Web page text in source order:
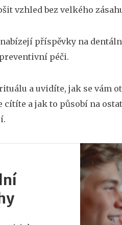
vzhled bez velkého
příspěvky na
péči.
a uvidíte, jak se vám
a jak to působí na